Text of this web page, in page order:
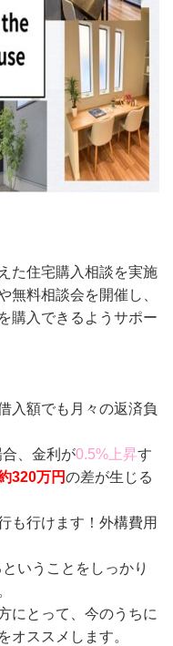
た住宅購入相談を実施
無料相談会を開催し、
購入できるようサポー
入額でも月々の返済負
合、金利が0.5%上昇す
320万円の差が生じる
も行けます！外構費用
いうことをしっかり
にとって、今のうちに
オススメします。